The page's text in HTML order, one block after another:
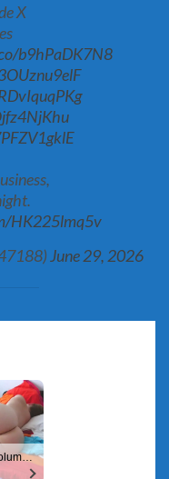
X
b9hPaDK7N8
HK225lmq5v
June 29, 2026
💙 Klara, 41📍Columbus